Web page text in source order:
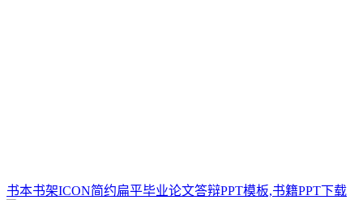
书本书架ICON简约扁平毕业论文答辩PPT模板,书籍PPT下载